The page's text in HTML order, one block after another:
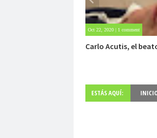
May 25, 2020 | Sin comentarios
Archivo Getty, un
ESTÁS AQUÍ: